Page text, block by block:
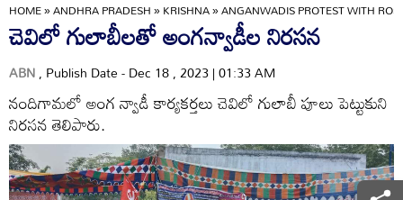
HOME»ANDHRA PRADESH»KRISHNA»ANGANWADIS PROTEST WITH
చెవిలో గులాబీలతో అంగన్వాడీల నిరసన
ABN, Publish Date - Dec 18 , 2023 | 01:33 AM
నందిగామలో అంగ న్వాడీ కార్యకర్తలు చెవిలో గులాబీ పూలు పెట్టుకుని
నిరసన తెలిపారు.